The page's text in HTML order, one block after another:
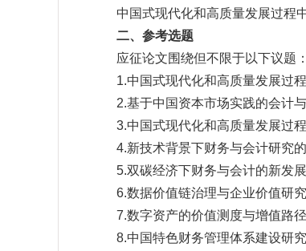
中国式现代化和高质量发展过程
二、参考选题
应征论文围绕但不限于以下议题：
1.中国式现代化和高质量发展过
2.基于中国资本市场实践的会计
3.中国式现代化和高质量发展过
4.新技术背景下财务与会计研究
5.双碳经济下财务与会计的新发展
6.数据价值链治理与企业价值研究
7.数字资产的价值测度与增值路径
8.中国特色财务管理体系建设研究